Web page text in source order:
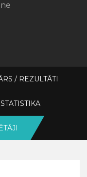
/ REZULTĀTI
STATISTIKA